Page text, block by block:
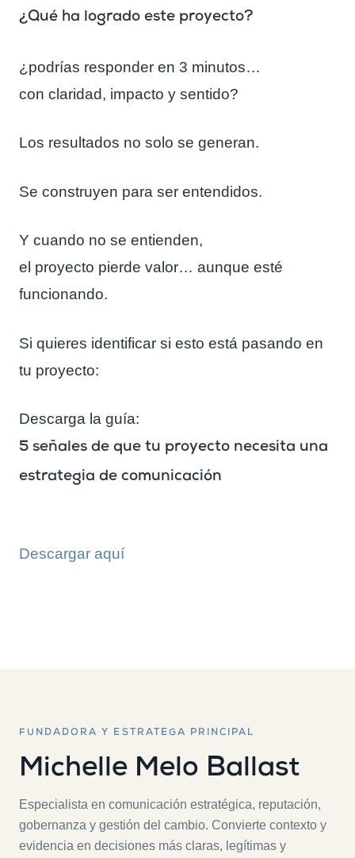
¿Qué ha logrado este proyecto?
¿podrías responder en 3 minutos…
con claridad, impacto y sentido?
Los resultados no solo se generan.
Se construyen para ser entendidos.
Y cuando no se entienden,
el proyecto pierde valor… aunque esté
funcionando.
Si quieres identificar si esto está pasando en
tu proyecto:
Descarga la guía:
5 señales de que tu proyecto necesita una
estrategia de comunicación
Descargar aquí
FUNDADORA Y ESTRATEGA PRINCIPAL
Michelle Melo Ballast
Especialista en comunicación estratégica, reputación,
gobernanza y gestión del cambio. Convierte contexto y
evidencia en decisiones más claras, legítimas y